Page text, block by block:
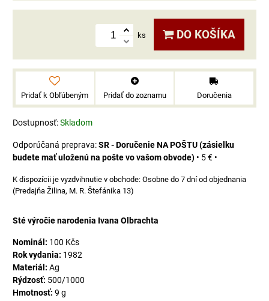
ks DO KOŠÍKA
Pridať k Obľúbeným Pridať do zoznamu Doručenia
Dostupnosť:Skladom
SR - Doručenie NA POŠTU (zásielku
budete mať uloženú na pošte vo vašom obvode) • 5 € •
Osobne do 7 dní od objednania
(Predajňa Žilina, M. R. Štefánika 13)
Sté výročie narodenia Ivana Olbrachta
Nominál: 100 Kčs
Rok vydania: 1982
Materiál: Ag
Rýdzosť: 500/1000
Hmotnosť: 9 g